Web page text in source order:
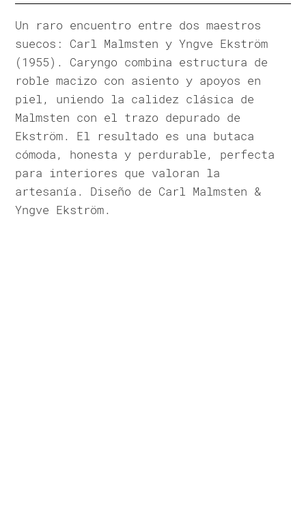
Un raro encuentro entre dos maestros
suecos: Carl Malmsten y Yngve Ekström
(1955). Caryngo combina estructura de
roble macizo con asiento y apoyos en
piel, uniendo la calidez clásica de
Malmsten con el trazo depurado de
Ekström. El resultado es una butaca
cómoda, honesta y perdurable, perfecta
para interiores que valoran la
artesanía. Diseño de Carl Malmsten &
Yngve Ekström.